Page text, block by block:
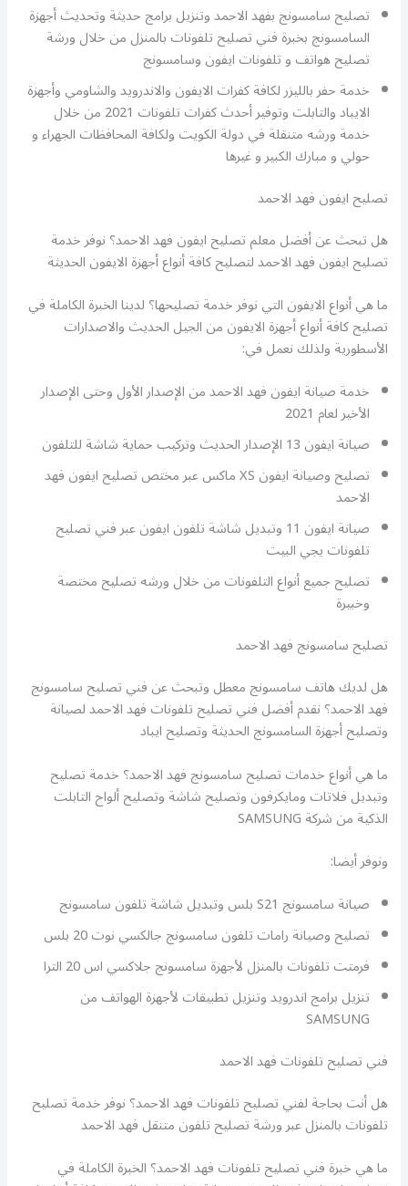
تصليح سامسونج بفهد الاحمد وتنزيل برامج حديثة وتحديث أجهزة
السامسونج بخبرة فني تصليح تلفونات بالمنزل من خلال ورشة
تصليح هواتف و تلفونات ايفون وسامسونج
خدمة حفر بالليزر لكافة كفرات الايفون والاندرويد والشاومي وأجهزة
الايباد والتابلت وتوفير أحدث كفرات تلفونات 2021 من خلال
خدمة ورشه متنقلة في دولة الكويت ولكافة المحافظات الجهراء و
حولي و مبارك الكبير و غيرها
تصليح ايفون فهد الاحمد
هل تبحث عن أفضل معلم تصليح ايفون فهد الاحمد؟ نوفر خدمة
تصليح ايفون فهد الاحمد لتصليح كافة أنواع أجهزة الايفون الحديثة
ما هي أنواع الايفون التي نوفر خدمة تصليحها؟ لدينا الخبرة الكاملة في
تصليح كافة أنواع أجهزة الايفون من الجيل الحديث والاصدارات
الأسطورية ولذلك نعمل في:
خدمة صيانة ايفون فهد الاحمد من الإصدار الأول وحتى الإصدار
الأخير لعام 2021
صيانة ايفون 13 الإصدار الحديث وتركيب حماية شاشة للتلفون
تصليح وصيانة ايفون XS ماكس عبر مختص تصليح ايفون فهد
الاحمد
صيانة ايفون 11 وتبديل شاشة تلفون ايفون عبر فني تصليح
تلفونات يجي البيت
تصليح جميع أنواع التلفونات من خلال ورشه تصليح مختصة
وخبيرة
تصليح سامسونج فهد الاحمد
هل لديك هاتف سامسونج معطل وتبحث عن فني تصليح سامسونج
فهد الاحمد؟ نقدم أفضل فني تصليح تلفونات فهد الاحمد لصيانة
وتصليح أجهزة السامسونج الحديثة وتصليح ايباد
ما هي أنواع خدمات تصليح سامسونج فهد الاحمد؟ خدمة تصليح
وتبديل فلاتات ومايكرفون وتصليح شاشة وتصليح ألواح التابلت
الذكية من شركة SAMSUNG
ونوفر أيضا:
صيانة سامسونج S21 بلس وتبديل شاشة تلفون سامسونج
تصليح وصيانة رامات تلفون سامسونج جالكسي نوت 20 بلس
فرمتت تلفونات بالمنزل لأجهزة سامسونج جلاكسي اس 20 الترا
تنزيل برامج اندرويد وتنزيل تطبيقات لأجهزة الهواتف من
SAMSUNG
فني تصليح تلفونات فهد الاحمد
هل أنت بحاجة لفني تصليح تلفونات فهد الاحمد؟ نوفر خدمة تصليح
تلفونات بالمنزل عبر ورشة تصليح تلفون متنقل فهد الاحمد
ما هي خبرة فني تصليح تلفونات فهد الاحمد؟ الخبرة الكاملة في